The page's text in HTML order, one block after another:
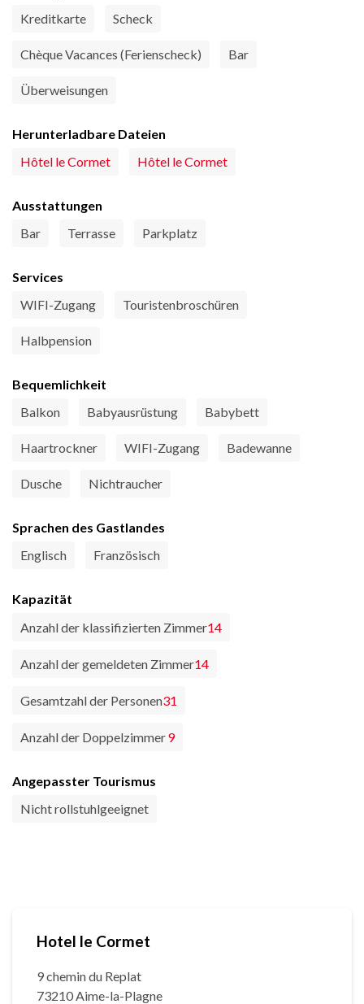
Kreditkarte
Scheck
Chèque Vacances (Ferienscheck) Bar
Überweisungen
Herunterladbare Dateien
Hôtel le Cormet
Hôtel le Cormet
Ausstattungen
Bar
Terrasse Parkplatz
Services
WIFI-Zugang
Touristenbroschüren
Halbpension
Bequemlichkeit
Balkon
Babyausrüstung Babybett
Haartrockner WIFI-Zugang Badewanne
Dusche Nichtraucher
Sprachen des Gastlandes
Englisch
Französisch
Kapazität
Anzahl der klassifizierten Zimmer14
Anzahl der gemeldeten Zimmer14
Gesamtzahl der Personen31
Anzahl der Doppelzimmer9
Angepasster Tourismus
Nicht rollstuhlgeeignet
Hotel le Cormet
9 chemin du Replat
73210 Aime-la-Plagne